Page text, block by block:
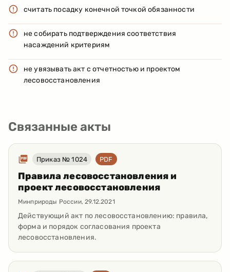
считать посадку конечной точкой обязанности
не собирать подтверждения соответствия
насаждений критериям
не увязывать акт с отчетностью и проектом
лесовосстановления
Связанные акты
Приказ № 1024 PDF
Правила лесовосстановления и
проект лесовосстановления
Минприроды России,29.12.2021
Действующий акт по лесовосстановлению: правила,
форма и порядок согласования проекта
лесовосстановления.